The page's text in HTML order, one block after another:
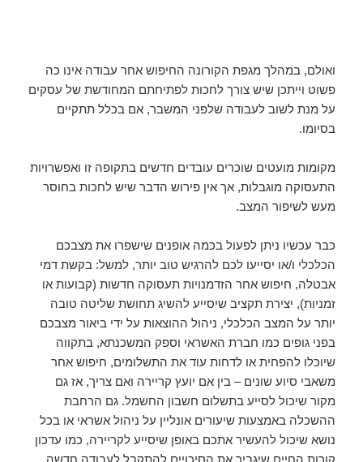
ואולם, במהלך מגפת הקורונה החיפוש אחר עבודה אינו כה
פשוט וייתכן שיש צורך לחכות לפתיחתם המחודשת של עסקים
על מנת לשוב לעבודה שלפני המשבר, אם בכלל תתקיים
בסיומו.
מקומות מועטים שוכרים עובדים חדשים בתקופה זו ואפשרויות
התעסוקה מוגבלות, אך אין פירוש הדבר שיש לחכות בחוסר
מעש לשיפור המצב.
כבר עכשיו ניתן לפעול בכמה אופנים שישפרו את מצבכם
הכלכלי ו/או יסייעו לכם להרגיש טוב יותר, למשל: בקשת דמי
אבטלה, חיפוש אחר הזדמנויות תעסוקה חדשות (קבועות או
זמניות), יצירת תקציב שיסייע להשיג תחושת שליטה טובה
יותר על המצב הכלכלי, ניהול ההוצאות על ידי ביאור מצבכם
בפני גופים כמו חברת האשראי וספק המשכנתא, בתקווה
שיוכלו להפחית או לדחות עוד את התשלומים, חיפוש אחר
משאבי סיוע שונים – בין אם יועץ קריירה ואם צריך, אז גם
מקור שיכול לסייע בתשלום חשבון החשמל. גם הרחבת
ההשכלה באמצעות שיעורים אונליין על ניהול אשראי או בכל
נושא שיכול להעשיר אתכם באופן שיסייע לקריירה, כמו עדכון
קורות החיים שיגביר את הסיכויים להתקבל לעבודה חדשה